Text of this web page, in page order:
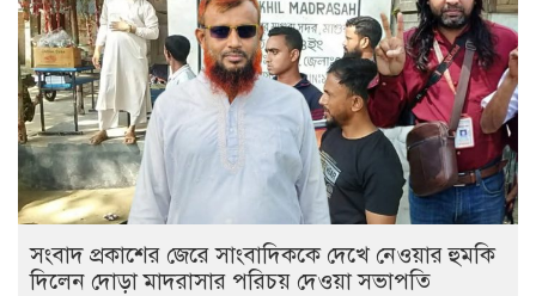
সংবাদ প্রকাশের জেরে সাংবাদিককে দেখে নেওয়ার হুমকি
দিলেন দোড়া মাদরাসার পরিচয় দেওয়া সভাপতি